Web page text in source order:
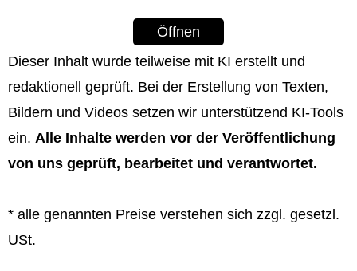
Öffnen
Dieser Inhalt wurde teilweise mit KI erstellt und
redaktionell geprüft. Bei der Erstellung von Texten,
Bildern und Videos setzen wir unterstützend KI‑Tools
ein. Alle Inhalte werden vor der Veröffentlichung
von uns geprüft, bearbeitet und verantwortet.
* alle genannten Preise verstehen sich zzgl. gesetzl.
USt.